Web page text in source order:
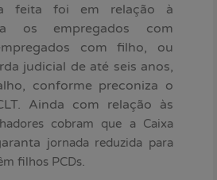
feita foi em relação à
os empregados com
com filho, ou
judicial de até seis anos,
conforme preconiza o
Ainda com relação às
cobram que a Caixa
jornada reduzida para
filhos PCDs.